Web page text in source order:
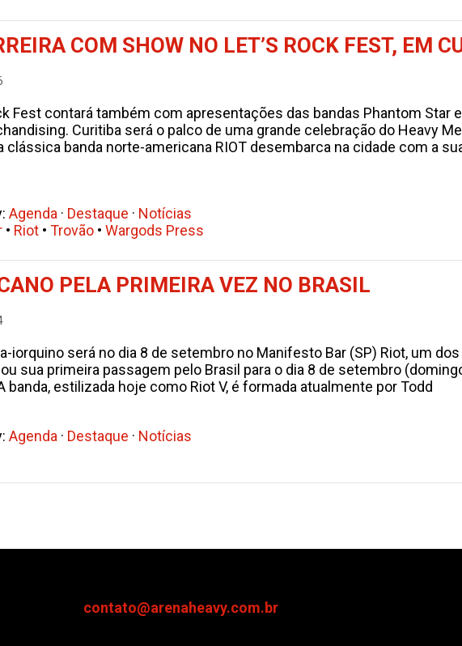
COM SHOW NO LET’S ROCK FEST, EM
Fest contará também com apresentações das bandas Phantom Star
Curitiba será o palco de uma grande celebração do Heavy
clássica banda norte-americana RIOT desembarca na cidade com a
Agenda · Destaque · Notícias
• Riot • Trovão • Wargods Press
PELA PRIMEIRA VEZ NO BRASIL
iorquino será no dia 8 de setembro no Manifesto Bar (SP) Riot, um
sua primeira passagem pelo Brasil para o dia 8 de setembro
banda, estilizada hoje como Riot V, é formada atualmente por Todd
Agenda · Destaque · Notícias
contato@arenaheavy.com.br